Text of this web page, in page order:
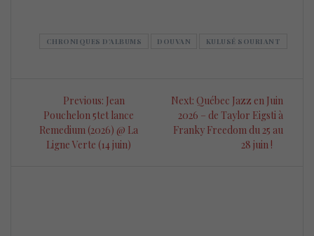
CHRONIQUES D'ALBUMS DOUVAN KULUSÉ SOURIANT
Navigation
l’article
Previous: Previous
post:
Jean
Pouchelon 5tet lance
Remedium (2026) @ La
Ligne Verte (14 juin)
Next: Next
post:
Québec Jazz en Juin
2026 – de Taylor Eigsti à
Franky Freedom du 25 au
28 juin !